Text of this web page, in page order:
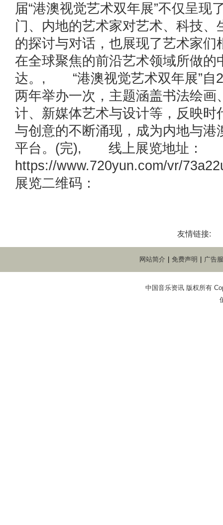
届“港澳视觉艺术双年展”不仅呈现
门、内地的艺术家对艺术、科技、
的探讨与对话，也展现了艺术家们
在全球聚焦的前沿艺术领域所做的
达。, “港澳视觉艺术双年展”自
两年举办一次，主题涵盖书法绘画
计、新媒体艺术与设计等，反映时
与创意的不断涌现，成为内地与港
平台。(完), 线上展览地址：
https://www.720yun.com/vr/
展览二维码：
友情链接:
网站简介 免费声明 广告
中国音乐资讯 版权所有